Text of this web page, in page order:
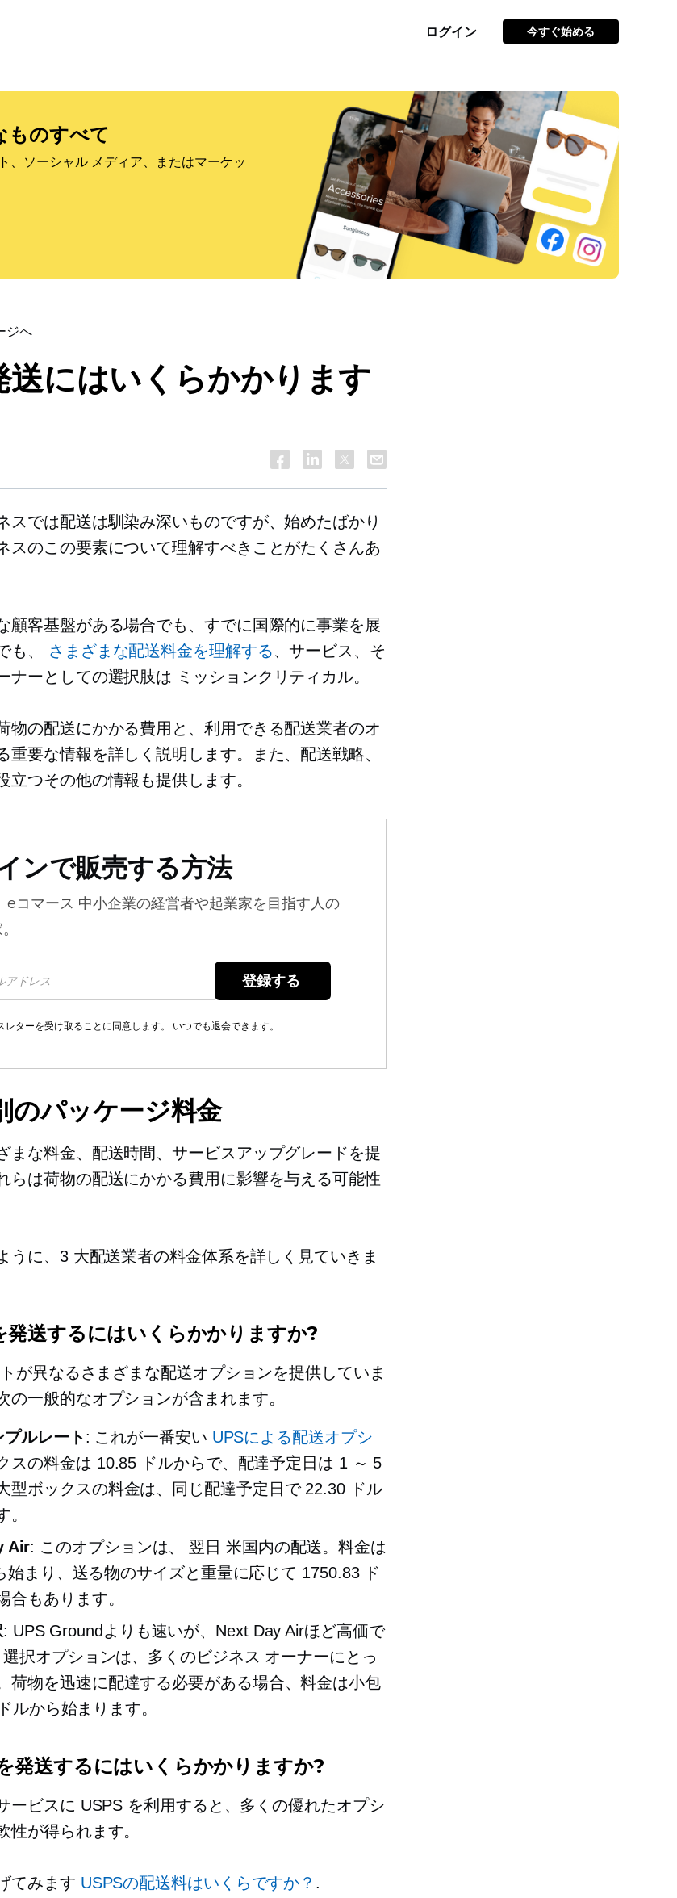
ログイン 今すぐ始める
ものすべて
ソーシャル メディア、またはマーケッ
ジへ
送にはいくらかかります
スでは配送は馴染み深いものですが、始めたばかり
スのこの要素について理解すべきことがたくさんあ
顧客基盤がある場合でも、すでに国際的に事業を展
も、 さまざまな配送料金を理解する、サービス、そ
ナーとしての選択肢は ミッションクリティカル。
物の配送にかかる費用と、利用できる配送業者のオ
重要な情報を詳しく説明します。また、配送戦略、
立つその他の情報も提供します。
ンで販売する方法
eコマース 中小企業の経営者や起業家を目指す人の
ターを受け取ることに同意します。 いつでも退会できます。
のパッケージ料金
まな料金、配送時間、サービスアップグレードを提
らは荷物の配送にかかる費用に影響を与える可能性
うに、3 大配送業者の料金体系を詳しく見ていきま
発送するにはいくらかかりますか?
が異なるさまざまな配送オプションを提供していま
の一般的なオプションが含まれます。
ルレート: これが一番安い UPSによる配送オプシ
スの料金は 10.85 ドルからで、配達予定日は 1 ～ 5
型ボックスの料金は、同じ配達予定日で 22.30 ドル
。
Air: このオプションは、 翌日 米国内の配送。料金は
始まり、送る物のサイズと重量に応じて 1750.83 ド
合もあります。
: UPS Groundよりも速いが、Next Day Airほど高価で
選択オプションは、多くのビジネス オーナーにとっ
荷物を迅速に配達する必要がある場合、料金は小包
ルから始まります。
発送するにはいくらかかりますか?
ービスに USPS を利用すると、多くの優れたオプシ
性が得られます。
てみます USPSの配送料はいくらですか？ .